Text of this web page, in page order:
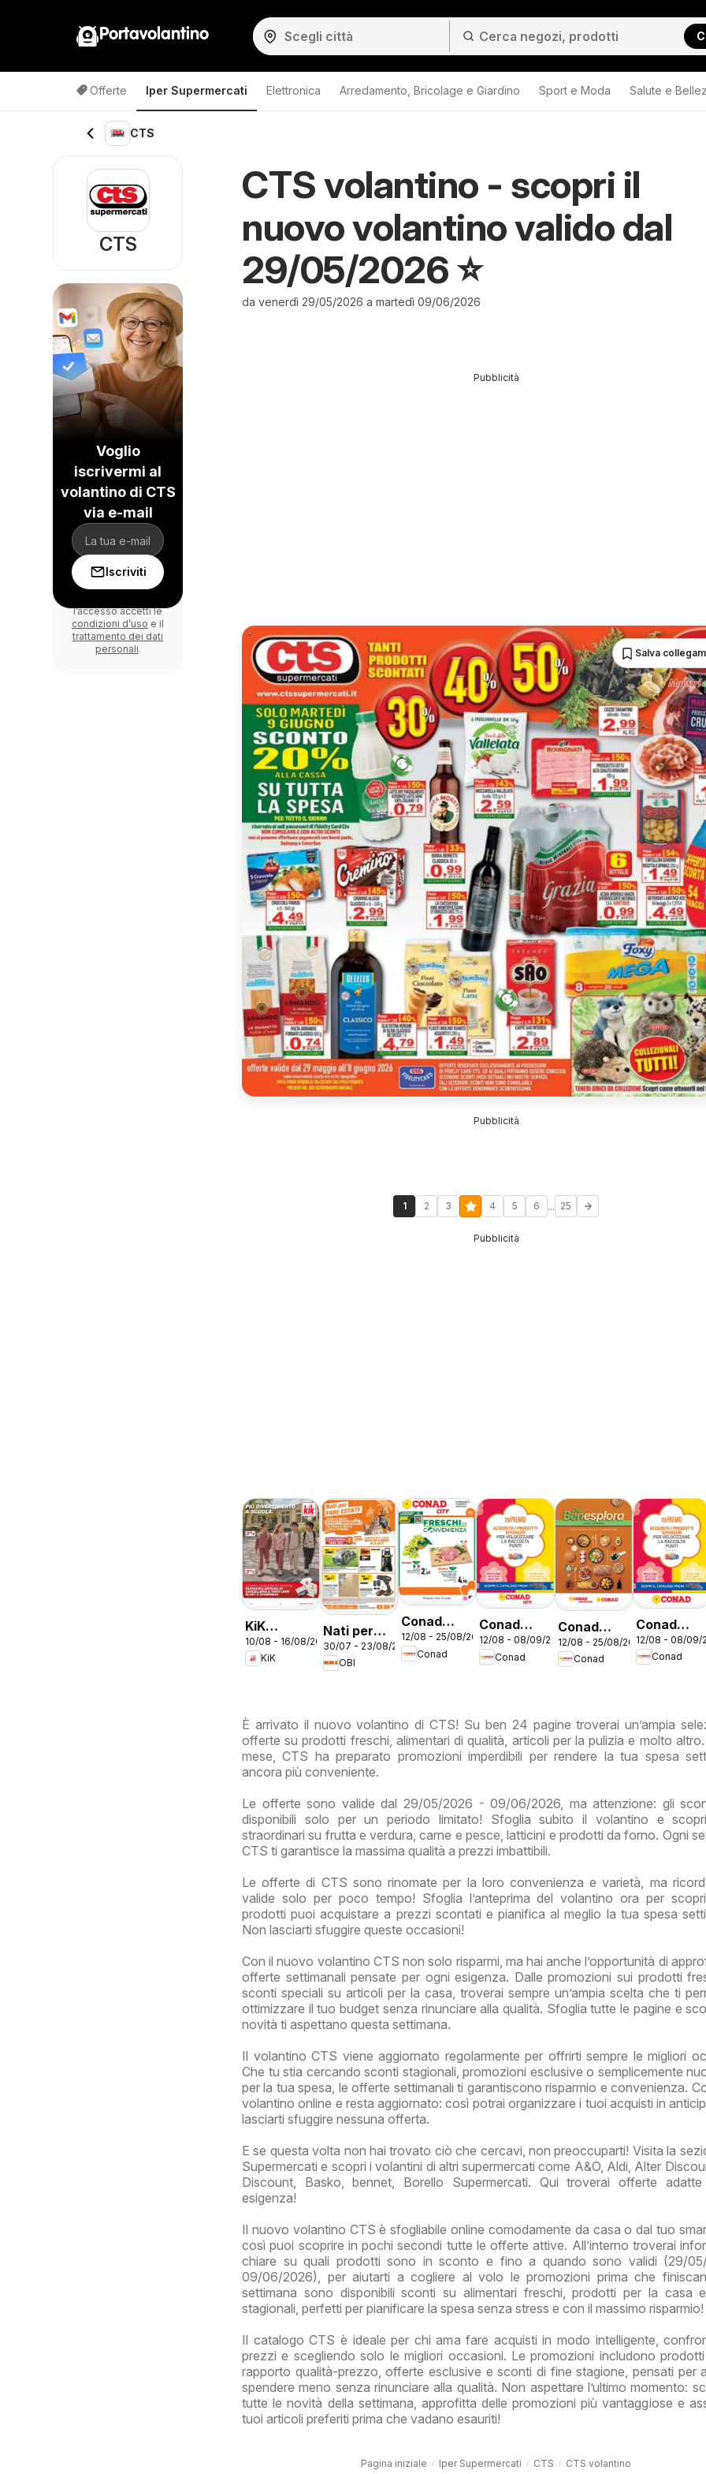
Portavolantino
Offerte Iper Supermercati Elettronica Arredamento, Bricolage e Giardino Sport e Moda Salute e
CTS
CTS volantino - scopri il
nuovo volantino valido dal
29/05/2026 ⭐️
da venerdì 29/05/2026 a martedì 09/06/2026
Pubblicità
Salva
Pubblicità
1 2 3 4 5 6 ... 25
Pubblicità
KiK
volantino
Più
10/08 - 16/08/2026
KiK
Nati per
fare estate
30/07 - 23/08/2026
OBI
Conad
volantino
City Lazio
12/08 - 25/08/2026
Conad
Conad
volantino
City Mi
12/08 - 08/09/2026
Conad
Conad
volantino
Benesplora
12/08 - 25/08/2026
Conad
Conad
volantino
Mi Premio
12/08 - 08/09/
Conad
È arrivato il nuovo volantino di CTS! Su ben 24 pagine troverai un’ampia
offerte su prodotti freschi, alimentari di qualità, articoli per la pulizia e molto
mese, CTS ha preparato promozioni imperdibili per rendere la tua spesa
ancora più conveniente.
Le offerte sono valide dal 29/05/2026 - 09/06/2026, ma attenzione: gli
disponibili solo per un periodo limitato! Sfoglia subito il volantino e
straordinari su frutta e verdura, carne e pesce, latticini e prodotti da forno. Ogni
CTS ti garantisce la massima qualità a prezzi imbattibili.
Le offerte di CTS sono rinomate per la loro convenienza e varietà, ma
valide solo per poco tempo! Sfoglia l’anteprima del volantino ora per
prodotti puoi acquistare a prezzi scontati e pianifica al meglio la tua spesa
Non lasciarti sfuggire queste occasioni!
Con il nuovo volantino CTS non solo risparmi, ma hai anche l’opportunità di
offerte settimanali pensate per ogni esigenza. Dalle promozioni sui prodotti
sconti speciali su articoli per la casa, troverai sempre un’ampia scelta che ti
ottimizzare il tuo budget senza rinunciare alla qualità. Sfoglia tutte le pagine e
novità ti aspettano questa settimana.
Il volantino CTS viene aggiornato regolarmente per offrirti sempre le migliori
Che tu stia cercando sconti stagionali, promozioni esclusive o semplicemente
per la tua spesa, le offerte settimanali ti garantiscono risparmio e convenienza.
volantino online e resta aggiornato: così potrai organizzare i tuoi acquisti in
lasciarti sfuggire nessuna offerta.
E se questa volta non hai trovato ciò che cercavi, non preoccuparti! Visita la
Supermercati e scopri i volantini di altri supermercati come A&O, Aldi, Alter
Discount, Basko, bennet, Borello Supermercati. Qui troverai offerte
esigenza!
Il nuovo volantino CTS è sfogliabile online comodamente da casa o dal tuo
così puoi scoprire in pochi secondi tutte le offerte attive. All’interno troverai
chiare su quali prodotti sono in sconto e fino a quando sono validi (29/
09/06/2026), per aiutarti a cogliere al volo le promozioni prima che
settimana sono disponibili sconti su alimentari freschi, prodotti per la casa
stagionali, perfetti per pianificare la spesa senza stress e con il massimo risparmio!
Il catalogo CTS è ideale per chi ama fare acquisti in modo intelligente,
prezzi e scegliendo solo le migliori occasioni. Le promozioni includono
rapporto qualità-prezzo, offerte esclusive e sconti di fine stagione, pensati per
spendere meno senza rinunciare alla qualità. Non aspettare l’ultimo momento:
tutte le novità della settimana, approfitta delle promozioni più vantaggiose e
tuoi articoli preferiti prima che vadano esauriti!
Pagina iniziale Iper Supermercati CTS CTS volantino
CTS
Voglio
iscrivermi al
volantino di CTS
via e-mail
Iscriviti
l’accesso accetti le
condizioni d’uso e il
trattamento dei dati
personali.